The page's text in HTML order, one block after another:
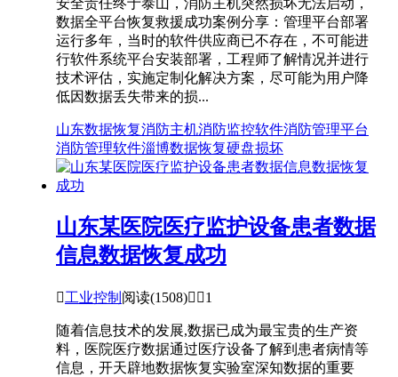
数据全平台恢复救援成功案例分享：管理平台部署
运行多年，当时的软件供应商已不存在，不可能进
行软件系统平台安装部署，工程师了解情况并进行
技术评估，实施定制化解决方案，尽可能为用户降
低因数据丢失带来的损...
山东数据恢复消防主机消防监控软件消防管理平台
消防管理软件淄博数据恢复硬盘损坏
山东某医院医疗监护设备患者数据
信息数据恢复成功
工业控制 阅读(1508) 1
随着信息技术的发展,数据已成为最宝贵的生产资
料，医院医疗数据通过医疗设备了解到患者病情等
信息，开天辟地数据恢复实验室深知数据的重要